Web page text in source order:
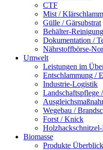
CTF
Mist / Klärschlamm
Gülle / Gärsubstrat
Behälter-Reinigung
Dokumentation /
Nährstoffbörse-
Umwelt
Leistungen im
Entschlammung /
Industrie-Logistik
Landschaftspflege
Wegebau /
Forst / Knick
Biomasse
Produkte Überblick